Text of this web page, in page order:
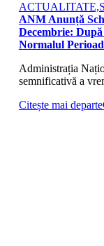
ANM Anunță
Decembrie:
Normalul
Administrația
semnificativă a
Citește mai departe